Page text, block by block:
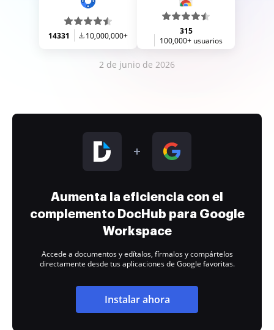
14331 10,000,000+
315
100,000+ usuarios
2 de junio de 2026
Aumenta la eficiencia con el
complemento DocHub para Google
Workspace
Accede a documentos y edítalos, fírmalos y compártelos
directamente desde tus aplicaciones de Google favoritas.
Instalar ahora